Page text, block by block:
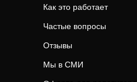
Как это работает
Частые вопросы
Отзывы
Мы в СМИ